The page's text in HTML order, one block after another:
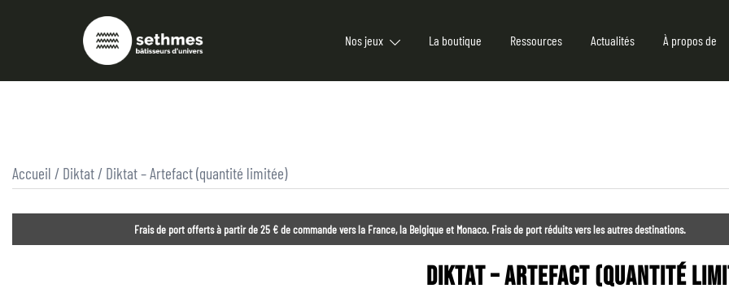
Nos jeux La boutique Ressources Actualités À propos de
Accueil / Diktat/ Diktat – Artefact (quantité limitée)
Frais de port offerts à partir de 25 € de commande vers la France, la Belgique et Monaco. Frais de port réduits vers les autres destinations.
DIKTAT – ARTEFACT (QUANTITÉ